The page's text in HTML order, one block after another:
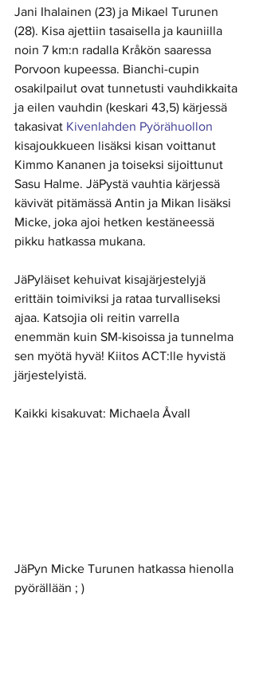
Jani Ihalainen (23) ja Mikael Turunen
(28). Kisa ajettiin tasaisella ja kauniilla
noin 7 km:n radalla Kråkön saaressa
Porvoon kupeessa. Bianchi-cupin
osakilpailut ovat tunnetusti vauhdikkaita
ja eilen vauhdin (keskari 43,5) kärjessä
takasivat Kivenlahden Pyörähuollon
kisajoukkueen lisäksi kisan voittanut
Kimmo Kananen ja toiseksi sijoittunut
Sasu Halme. JäPystä vauhtia kärjessä
kävivät pitämässä Antin ja Mikan lisäksi
Micke, joka ajoi hetken kestäneessä
pikku hatkassa mukana.
JäPyläiset kehuivat kisajärjestelyjä
erittäin toimiviksi ja rataa turvalliseksi
ajaa. Katsojia oli reitin varrella
enemmän kuin SM-kisoissa ja tunnelma
sen myötä hyvä! Kiitos ACT:lle hyvistä
järjestelyistä.
Kaikki kisakuvat: Michaela Åvall
JäPyn Micke Turunen hatkassa hienolla
pyörällään ; )